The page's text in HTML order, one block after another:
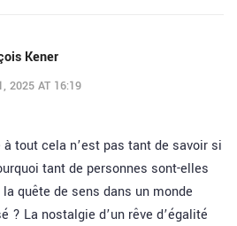
Kener
2025 AT 16:19
tout cela n’est pas tant de savoir si
tant de personnes sont-elles
quête de sens dans un monde
? La nostalgie d’un rêve d’égalité